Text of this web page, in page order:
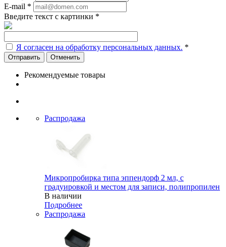
E-mail *
Введите текст с картинки *
Я согласен на обработку персональных данных. *
Отменить
Рекомендуемые товары
Распродажа
Микропробирка типа эппендорф 2 мл, с
градуировкой и местом для записи, полипропилен
В наличии
Подробнее
Распродажа